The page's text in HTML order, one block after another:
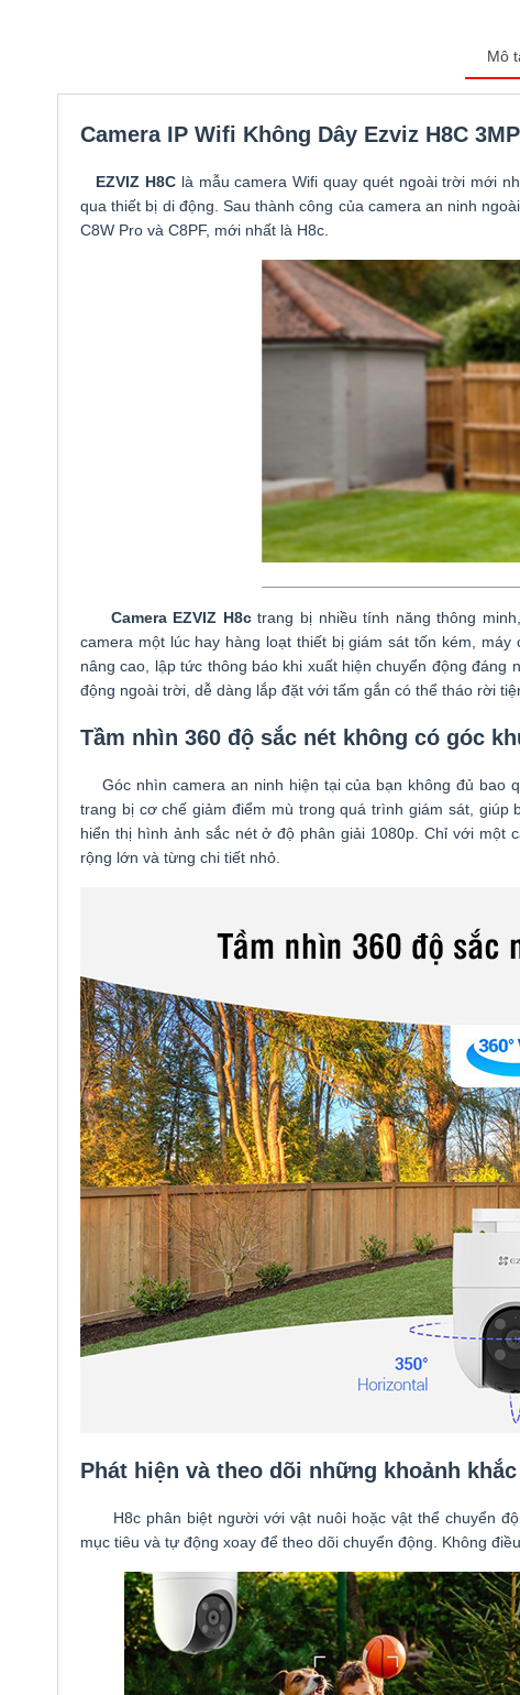
Mô
Camera IP Wifi Không Dây Ezviz H8C
EZVIZ H8C là mẫu camera Wifi quay quét ngoài trời mới
qua thiết bị di động. Sau thành công của camera an ninh
C8W Pro và C8PF, mới nhất là H8c.
Camera EZVIZ H8ctrang bị nhiều tính năng thông
camera một lúc hay hàng loạt thiết bị giám sát tốn kém,
nâng cao, lập tức thông báo khi xuất hiện chuyển động
động ngoài trời, dễ dàng lắp đặt với tấm gắn có thể tháo rời
Tầm nhìn 360 độ sắc nét không có góc
Góc nhìn camera an ninh hiện tại của bạn không đủ bao
trang bị cơ chế giảm điểm mù trong quá trình giám sát,
hiển thị hình ảnh sắc nét ở độ phân giải 1080p. Chỉ với một
rộng lớn và từng chi tiết nhỏ.
Phát hiện và theo dõi những khoảnh
H8c phân biệt người với vật nuôi hoặc vật thể chuyển
mục tiêu và tự động xoay để theo dõi chuyển động. Không